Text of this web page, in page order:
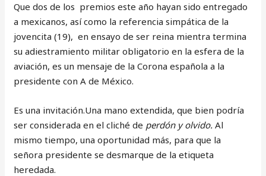
Que dos de los premios este año hayan sido entregado
a mexicanos, así como la referencia simpática de la
jovencita (19), en ensayo de ser reina mientra termina
su adiestramiento militar obligatorio en la esfera de la
aviación, es un mensaje de la Corona española a la
presidente con A de México.
Es una invitación.Una mano extendida, que bien podría
ser considerada en el cliché de perdón y olvido.Al
mismo tiempo, una oportunidad más, para que la
señora presidente se desmarque de la etiqueta
heredada.